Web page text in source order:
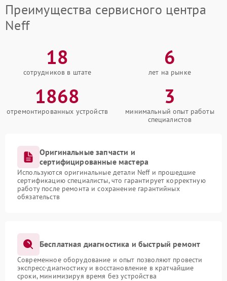
Преимущества сервисного центра
Neff
18
сотрудников в штате
6
лет на рынке
1868
отремонтированных устройств
3
минимальный опыт работы
специалистов
Оригинальные запчасти и
сертифицированные мастера
Используются оригинальные детали Neff и прошедшие
сертификацию специалисты, что гарантирует корректную
работу после ремонта и сохранение гарантийных
обязательств
Бесплатная диагностика и быстрый ремонт
Современное оборудование и опыт позволяют провести
экспресс-диагностику и восстановление в кратчайшие
сроки, минимизируя время без устройства